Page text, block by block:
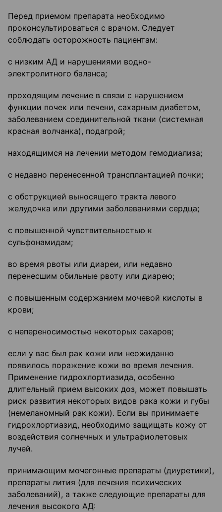
Перед приемом препарата необходимо
проконсультироваться с врачом. Следует
соблюдать осторожность пациентам:
с низким АД и нарушениями водно-
электролитного баланса;
проходящим лечение в связи с нарушением
функции почек или печени, сахарным диабетом,
заболеванием соединительной ткани (системная
красная волчанка), подагрой;
находящимся на лечении методом гемодиализа;
с недавно перенесенной трансплантацией почки;
с обструкцией выносящего тракта левого
желудочка или другими заболеваниями сердца;
с повышенной чувствительностью к
сульфонамидам;
во время рвоты или диареи, или недавно
перенесшим обильные рвоту или диарею;
с повышенным содержанием мочевой кислоты в
крови;
с непереносимостью некоторых сахаров;
если у вас был рак кожи или неожиданно
появилось поражение кожи во время лечения.
Применение гидрохлортиазида, особенно
длительный прием высоких доз, может повышать
риск развития некоторых видов рака кожи и губы
(немеланомный рак кожи). Если вы принимаете
гидрохлортиазид, необходимо защищать кожу от
воздействия солнечных и ультрафиолетовых
лучей.
принимающим мочегонные препараты (диуретики),
препараты лития (для лечения психических
заболеваний), а также следующие препараты для
лечения высокого АД: